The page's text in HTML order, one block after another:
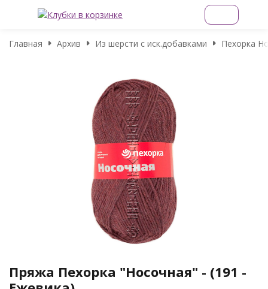
Главная Архив Из шерсти с иск.добавками Пехорка
Пряжа Пехорка "Носочная" - (191 -